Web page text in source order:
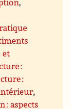
et
:
:
,
: aspects